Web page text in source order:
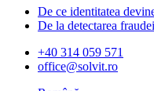
De ce identitatea
De la detectarea
+40 314 059 571
office@solvit.ro